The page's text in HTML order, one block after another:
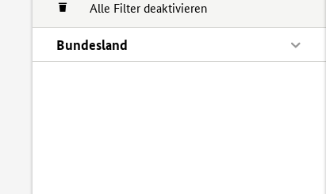
Alle Filter deaktivieren
Bundesland